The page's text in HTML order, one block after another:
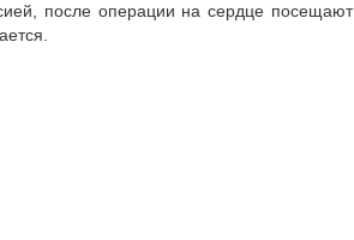
после операции на сердце посещают